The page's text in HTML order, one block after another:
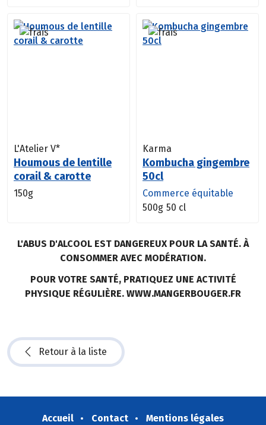
L'Atelier V*
Houmous de lentille
corail & carotte
150g
Karma
Kombucha gingembre
50cl
Commerce équitable
500g 50 cl
L'ABUS D'ALCOOL EST DANGEREUX POUR LA SANTÉ. À
CONSOMMER AVEC MODÉRATION.
POUR VOTRE SANTÉ, PRATIQUEZ UNE ACTIVITÉ
PHYSIQUE RÉGULIÈRE. WWW.MANGERBOUGER.FR
Retour à la liste
Accueil Contact
Mentions légales